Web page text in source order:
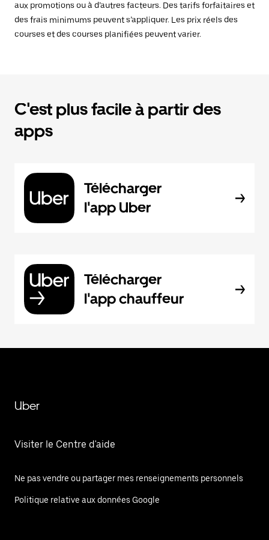
aux promotions ou à d’autres facteurs. Des tarifs forfaitaires et
des frais minimums peuvent s’appliquer. Les prix réels des
courses et des courses planifiées peuvent varier.
C'est plus facile à partir des
apps
Télécharger
l'app Uber
Télécharger
l'app chauffeur
Uber
Visiter le Centre d'aide
Ne pas vendre ou partager mes renseignements personnels
Politique relative aux données Google